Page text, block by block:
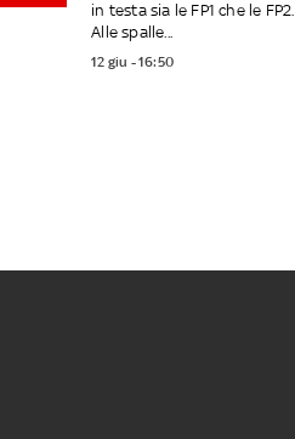
in testa sia le FP1 che le FP2.
Alle spalle...
12 giu - 16:50